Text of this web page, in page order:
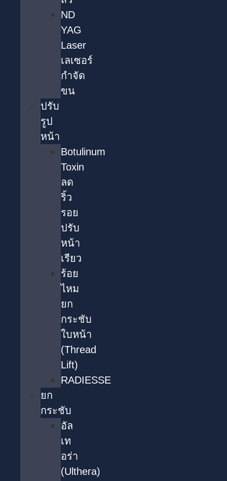
ND
YAG
Laser
เลเซอร์
กำจัด
ขน
ปรับ
รูป
หน้า
Botulinum
Toxin
ลด
ริ้ว
รอย
ปรับ
หน้า
เรียว
ร้อย
ไหม
ยก
กระชับ
ใบหน้า
(Thread
Lift)
RADIESSE
ยก
กระชับ
อัล
เท
อร่า
(Ulthera)